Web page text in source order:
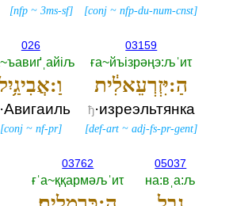
[conj ~nfp-du-num-cnst]
[nfp ~3ms-sf]
03159
ға~йъiзрәңэ:љˈиτ
הַ:יִּזְרְעֵאלִ֔ית
ђ·изреэльтянка
[def-art ~adj-fs-pr-gent]
026
[conj~ nf-pr]
05037
на:вˌа:љ
03762
ғˈа~ққармәљˈиτ